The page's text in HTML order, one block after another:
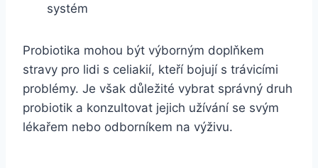
systém
Probiotika mohou být výborným doplňkem
stravy pro lidi s celiakií, kteří bojují s trávicími
problémy. Je však důležité vybrat správný druh
probiotik a konzultovat jejich užívání se svým
lékařem nebo odborníkem na výživu.